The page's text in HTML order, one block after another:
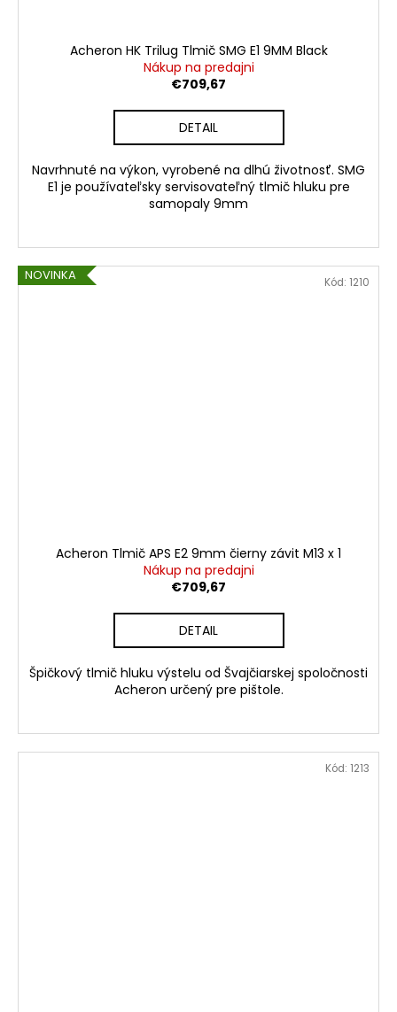
Acheron HK Trilug Tlmič SMG E1 9MM Black
Nákup na predajni
€709,67
DETAIL
Navrhnuté na výkon, vyrobené na dlhú životnosť. SMG
E1 je používateľsky servisovateľný tlmič hluku pre
samopaly 9mm
NOVINKA
Acheron Tlmič APS E2 9mm čierny závit M13 x 1
Nákup na predajni
€709,67
DETAIL
Špičkový tlmič hluku výstelu od Švajčiarskej spoločnosti
Acheron určený pre pištole.
Kód: 1210
Kód: 1213